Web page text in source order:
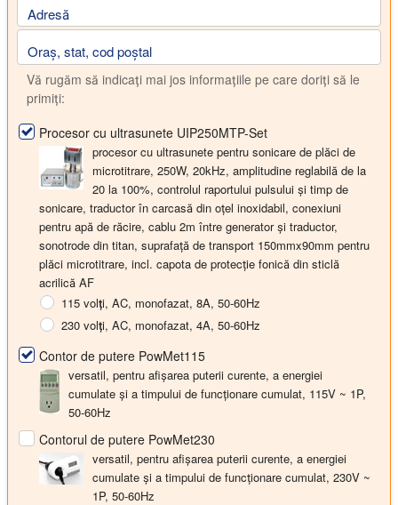
Adresă
Oraș, stat, cod poștal
Vă rugăm să indicați mai jos informațiile pe care doriți să le
primiți:
Procesor cu ultrasunete UIP250MTP-Set
procesor cu ultrasunete pentru sonicare de plăci de
microtitrare, 250W, 20kHz, amplitudine reglabilă de la
20 la 100%, controlul raportului pulsului și timp de
sonicare, traductor în carcasă din oțel inoxidabil, conexiuni
pentru apă de răcire, cablu 2m între generator și traductor,
sonotrode din titan, suprafață de transport 150mmx90mm pentru
plăci microtitrare, incl. capota de protecție fonică din sticlă
acrilică AF
115 volți, AC, monofazat, 8A, 50-60Hz
230 volți, AC, monofazat, 4A, 50-60Hz
Contor de putere PowMet115
versatil, pentru afișarea puterii curente, a energiei
cumulate și a timpului de funcționare cumulat, 115V ~ 1P,
50-60Hz
Contorul de putere PowMet230
versatil, pentru afișarea puterii curente, a energiei
cumulate și a timpului de funcționare cumulat, 230V ~
1P, 50-60Hz